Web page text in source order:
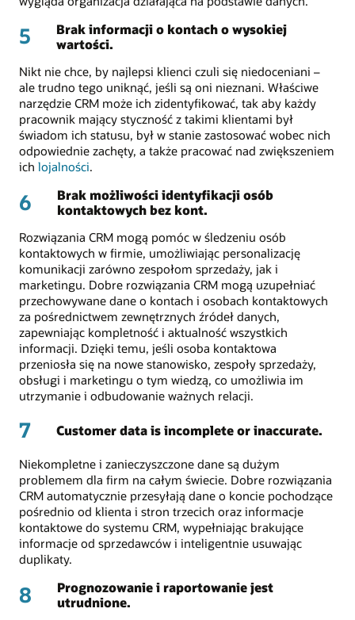
5
Brak informacji o kontach o wysokiej
wartości.
Nikt nie chce, by najlepsi klienci czuli się niedoceniani –
ale trudno tego uniknąć, jeśli są oni nieznani. Właściwe
narzędzie CRM może ich zidentyfikować, tak aby każdy
pracownik mający styczność z takimi klientami był
świadom ich statusu, był w stanie zastosować wobec nich
odpowiednie zachęty, a także pracować nad zwiększeniem
ich lojalności.
6
Brak możliwości identyfikacji osób
kontaktowych bez kont.
Rozwiązania CRM mogą pomóc w śledzeniu osób
kontaktowych w firmie, umożliwiając personalizację
komunikacji zarówno zespołom sprzedaży, jak i
marketingu. Dobre rozwiązania CRM mogą uzupełniać
przechowywane dane o kontach i osobach kontaktowych
za pośrednictwem zewnętrznych źródeł danych,
zapewniając kompletność i aktualność wszystkich
informacji. Dzięki temu, jeśli osoba kontaktowa
przeniosła się na nowe stanowisko, zespoły sprzedaży,
obsługi i marketingu o tym wiedzą, co umożliwia im
utrzymanie i odbudowanie ważnych relacji.
7 Customer data is incomplete or inaccurate.
Niekompletne i zanieczyszczone dane są dużym
problemem dla firm na całym świecie. Dobre rozwiązania
CRM automatycznie przesyłają dane o koncie pochodzące
pośrednio od klienta i stron trzecich oraz informacje
kontaktowe do systemu CRM, wypełniając brakujące
informacje od sprzedawców i inteligentnie usuwając
duplikaty.
8
Prognozowanie i raportowanie jest
utrudnione.